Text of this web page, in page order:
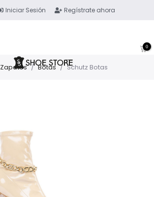
Iniciar Sesión Regístrate ahora
0
Zapatos / Botas / Schutz Botas